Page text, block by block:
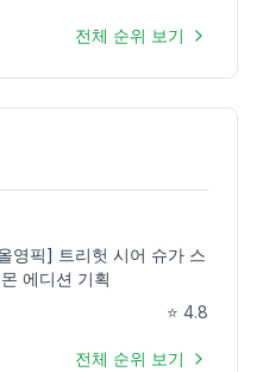
전체 순위 보기
영픽] 트리헛 시어 슈가 스
에디션 기획
⭐ 4.8
전체 순위 보기